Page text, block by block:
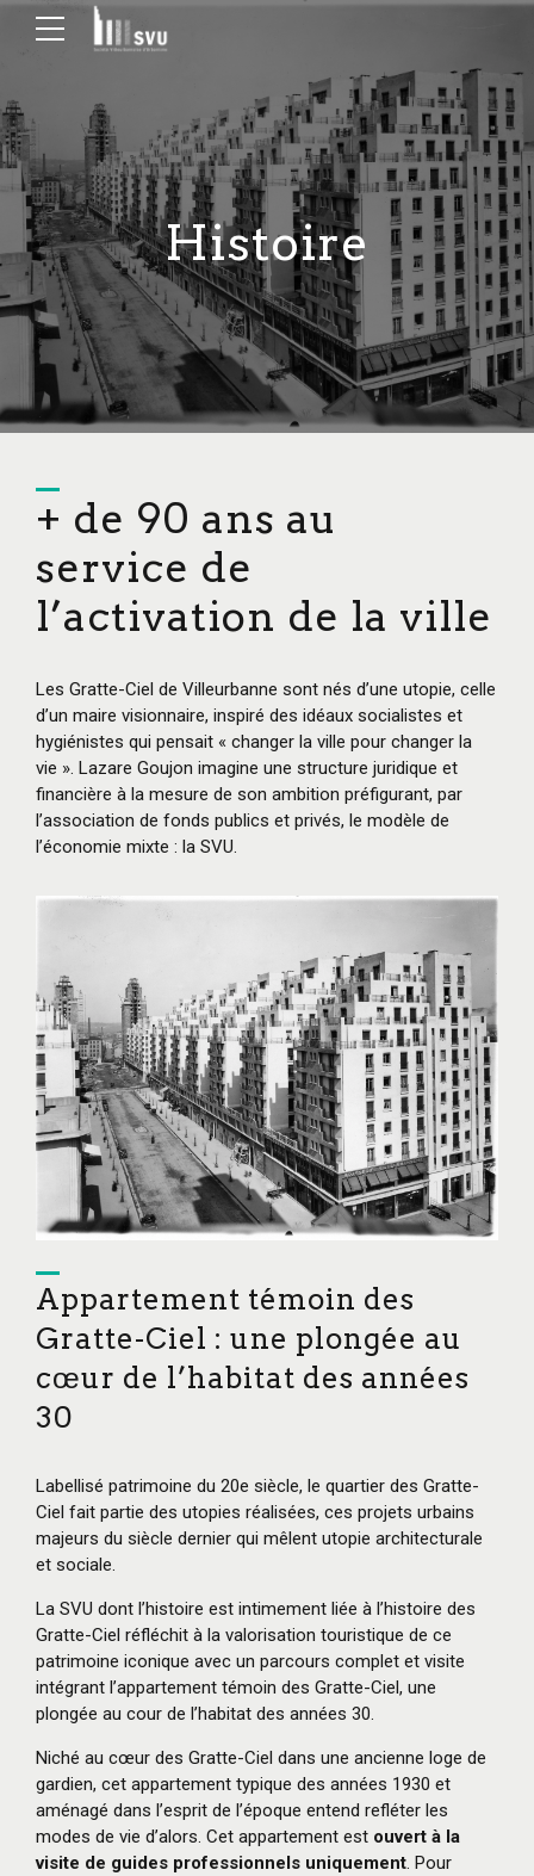
Histoire
+ de 90 ans au
service de
l’activation de la ville
Les Gratte-Ciel de Villeurbanne sont nés d’une utopie, celle
d’un maire visionnaire, inspiré des idéaux socialistes et
hygiénistes qui pensait « changer la ville pour changer la
vie ». Lazare Goujon imagine une structure juridique et
financière à la mesure de son ambition préfigurant, par
l’association de fonds publics et privés, le modèle de
l’économie mixte : la SVU.
Appartement témoin des
Gratte-Ciel : une plongée au
cœur de l’habitat des années
30
Labellisé patrimoine du 20e siècle, le quartier des Gratte-
Ciel fait partie des utopies réalisées, ces projets urbains
majeurs du siècle dernier qui mêlent utopie architecturale
et sociale.
La SVU dont l’histoire est intimement liée à l’histoire des
Gratte-Ciel réfléchit à la valorisation touristique de ce
patrimoine iconique avec un parcours complet et visite
intégrant l’appartement témoin des Gratte-Ciel, une
plongée au cour de l’habitat des années 30.
Niché au cœur des Gratte-Ciel dans une ancienne loge de
gardien, cet appartement typique des années 1930 et
aménagé dans l’esprit de l’époque entend refléter les
modes de vie d’alors. Cet appartement est ouvert à la
visite de guides professionnels uniquement. Pour